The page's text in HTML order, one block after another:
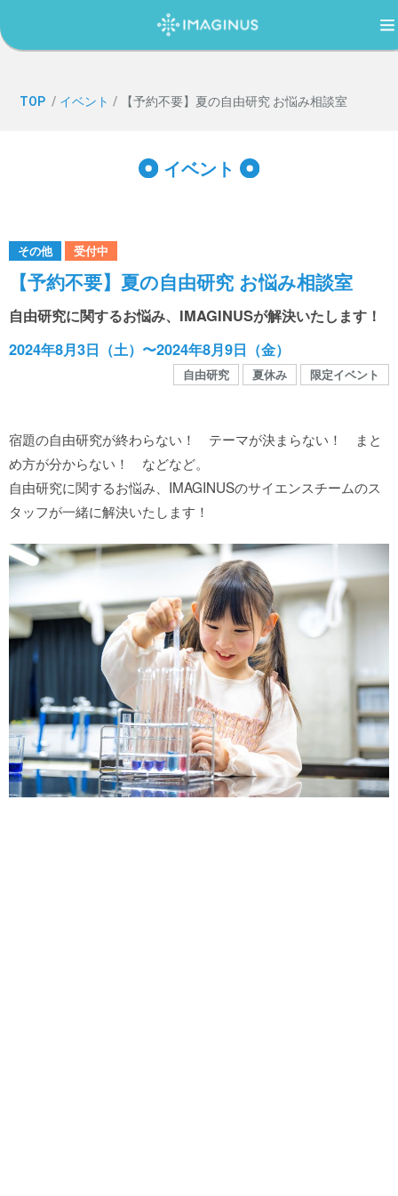
TOP
IMAGINUS（イマジナス）について
過ごし方ガイド
イベント
施設の案内
SNS
お問い合わせ
個人情報保護方針
TOP / イベント / 【予約不要】夏の自由研究 お悩み相談室
イベント
その他 受付中
【予約不要】夏の自由研究 お悩み相談室
自由研究に関するお悩み、IMAGINUSが解決いたします！
2024年8月3日（土）〜2024年8月9日（金）
自由研究 夏休み 限定イベント
宿題の自由研究が終わらない！ テーマが決まらない！ まと
め方が分からない！ などなど。
自由研究に関するお悩み、IMAGINUSのサイエンスチームのス
タッフが一緒に解決いたします！